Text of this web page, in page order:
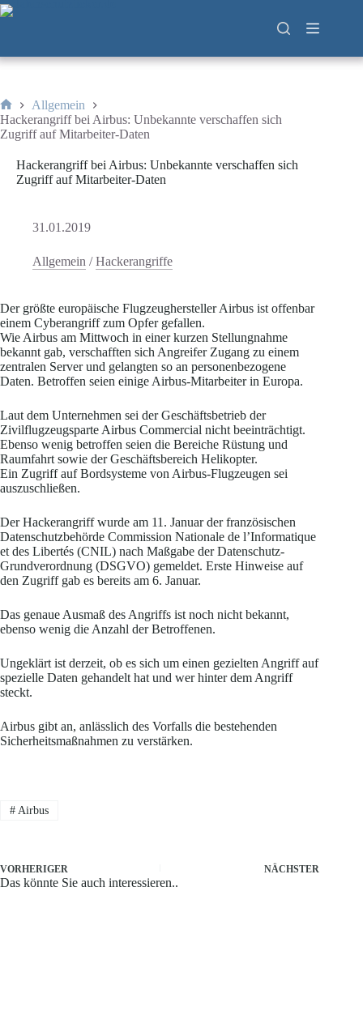
Zum
Inhalt
Start
Allgemein
Hackerangriff bei Airbus: Unbekannte verschaffen sich
Zugriff auf Mitarbeiter-Daten
Hackerangriff bei Airbus: Unbekannte verschaffen sich
Zugriff auf Mitarbeiter-Daten
31.01.2019
Allgemein /Hackerangriffe
Der größte europäische Flugzeughersteller Airbus ist offenbar
einem Cyberangriff zum Opfer gefallen.
Wie Airbus am Mittwoch in einer kurzen Stellungnahme
bekannt gab, verschafften sich Angreifer Zugang zu einem
zentralen Server und gelangten so an personenbezogene
Daten. Betroffen seien einige Airbus-Mitarbeiter in Europa.
Laut dem Unternehmen sei der Geschäftsbetrieb der
Zivilflugzeugsparte Airbus Commercial nicht beeinträchtigt.
Ebenso wenig betroffen seien die Bereiche Rüstung und
Raumfahrt sowie der Geschäftsbereich Helikopter.
Ein Zugriff auf Bordsysteme von Airbus-Flugzeugen sei
auszuschließen.
Der Hackerangriff wurde am 11. Januar der französischen
Datenschutzbehörde Commission Nationale de l’Informatique
et des Libertés (CNIL) nach Maßgabe der Datenschutz-
Grundverordnung (DSGVO) gemeldet. Erste Hinweise auf
den Zugriff gab es bereits am 6. Januar.
Das genaue Ausmaß des Angriffs ist noch nicht bekannt,
ebenso wenig die Anzahl der Betroffenen.
Ungeklärt ist derzeit, ob es sich um einen gezielten Angriff auf
spezielle Daten gehandelt hat und wer hinter dem Angriff
steckt.
Airbus gibt an, anlässlich des Vorfalls die bestehenden
Sicherheitsmaßnahmen zu verstärken.
#Airbus
VORHERIGER NÄCHSTER
Das könnte Sie auch interessieren..